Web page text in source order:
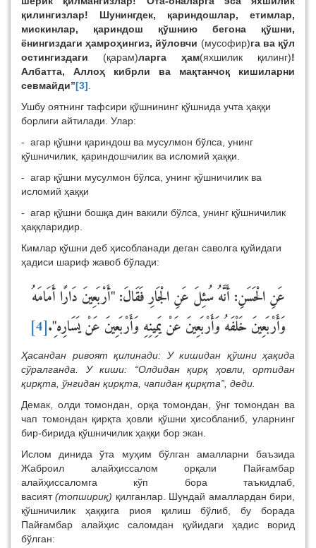
қилингизлар! Шунингдек, қариндошлар, етимлар,
мискинлар, қариндош қўшнию бегона қўшни,
ёнингиздаги ҳамроҳингиз, йўловчи (мусофир)га ва қўл
остингиздаги
(қарам)ларга ҳам(яxшилик қилинг)!
Албатта, Аллоҳ кибрли ва мақтанчоқ кишиларни
севмайди”[3].
Ушбу оятнинг тафсири қўшнининг қўшнида учта ҳаққи
борлиги айтилади. Улар:
- агар қўшни қариндош ва мусулмон бўлса, унинг
қўшничилик, қариндошчилик ва исломий ҳаққи.
- агар қўшни мусулмон бўлса, унинг қўшничилик ва
исломий ҳаққи
- агар қўшни бошқа дин вакили бўлса, унинг қўшничилик
ҳаққларидир.
Кимлар қўшни деб ҳисобланади деган саволга қуйидаги
ҳадиси шариф жавоб бўлади:
عَنِ الْحَسَنِ: أَنَّهُ سُئِلَ عَنِ الْجَارِ فَقَالَ: "أَرْبَعِينَ دَارًا أَمَامَهُ
وَأَرْبَعِينَ خَلْفَهُ وَأَرْبَعِينَ عَنْ يَمِينِهِ وَأَرْبَعِينَ عَنْ يَسَارِه"ِ.[4]
Ҳасандан ривоят қилинади: У кишидан қўшни ҳақида
сўралганда. У киши: “Олдидан қирқ ҳовли, ортидан
қирқта, ўнгидан қирқта, чапидан қирқта”, деди.
Демак, олди томондан, орқа томондан, ўнг томондан ва
чап томондан қирқта ҳовли қўшни ҳисобланиб, уларнинг
бир-бирида қўшничилик ҳаққи бор экан.
Ислом динида ўта муҳим бўлган амалларни баъзида
Жаброил алайҳиссалом орқали Пайғамбар
алайҳиссаломга кўп бора таъкидлаб,
васият (топшириқ) қилганлар. Шундай амаллардан бири,
қўшничилик ҳаққига риоя қилиш бўлиб, бу борада
Пайғамбар алайҳис саломдан қуйидаги ҳадис ворид
бўлган: